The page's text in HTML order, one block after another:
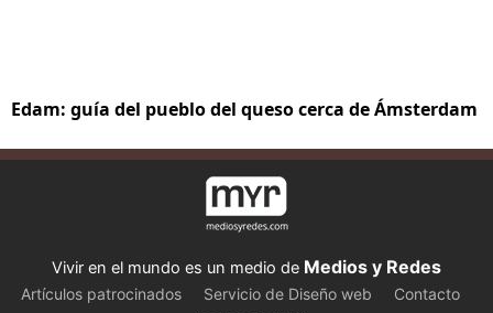
Edam: guía del pueblo del queso cerca de Ámsterdam
Vivir en el mundo es un medio de Medios y Redes
Artículos patrocinados Servicio de Diseño web
Contacto